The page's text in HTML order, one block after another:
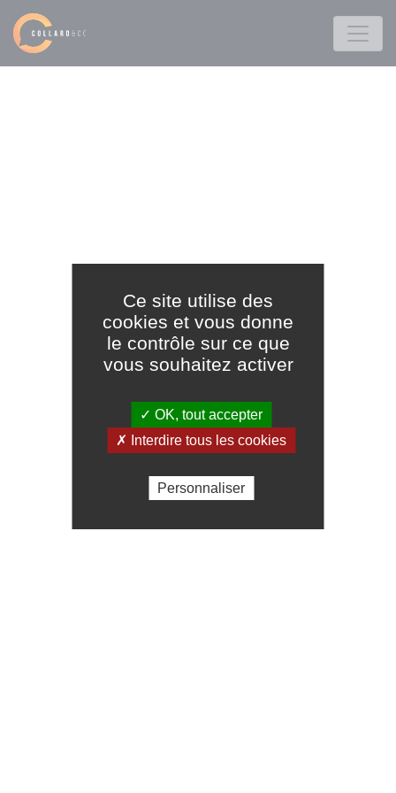
Ce site utilise des
cookies et vous donne
le contrôle sur ce que
vous souhaitez activer
✓ OK, tout accepter
✗ Interdire tous les cookies
Personnaliser